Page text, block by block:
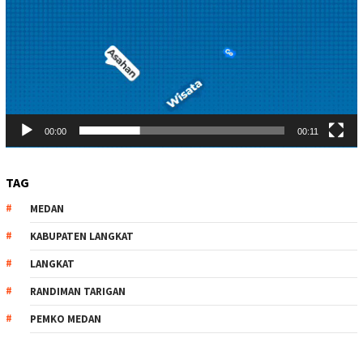
00:00 00:11
TAG
MEDAN
KABUPATEN LANGKAT
LANGKAT
RANDIMAN TARIGAN
PEMKO MEDAN